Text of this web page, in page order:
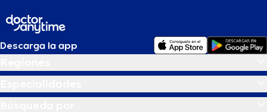
Descarga la app